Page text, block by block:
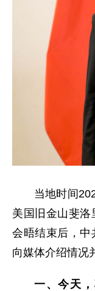
当地时间
美国旧金山斐洛
会晤结束后，
向媒体介绍情况
一、今天